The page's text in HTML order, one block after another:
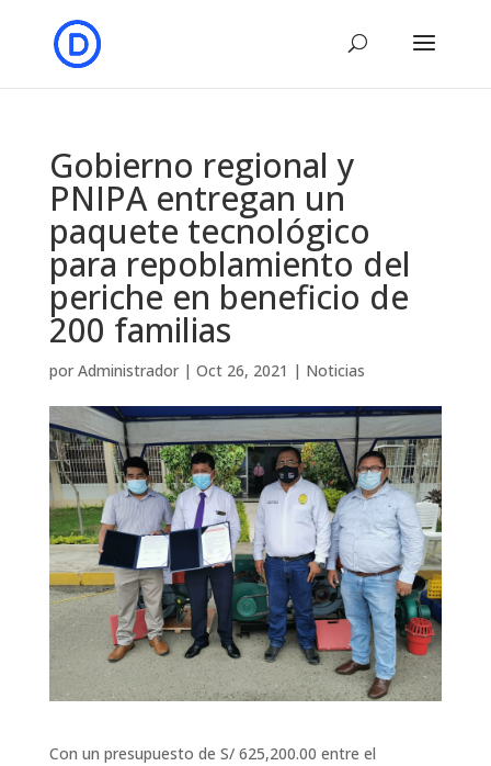
Gobierno regional y
PNIPA entregan un
paquete tecnológico
para repoblamiento del
periche en beneficio de
200 familias
por Administrador| Oct 26, 2021 | Noticias
Con un presupuesto de S/ 625,200.00 entre el